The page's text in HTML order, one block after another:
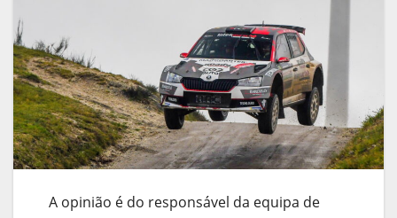
A opinião é do responsável da equipa de